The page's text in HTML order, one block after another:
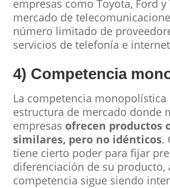
empresas como Toyota, Ford y
mercado de
número limitado de
servicios de telefonía e
4) Competencia
La competencia monopolística
estructura de mercado donde
empresasofrecen productos
similares, pero no idénticos.
tiene cierto poder para fijar
diferenciación de su producto,
competencia sigue siendo